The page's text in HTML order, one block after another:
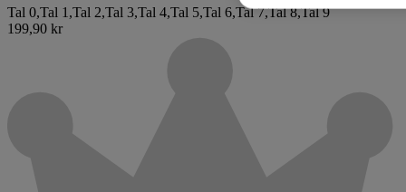
Tal 0,Tal 1 ,Tal 2,Tal 3,Tal 4,Tal 5,Tal 6,Tal 7,Tal 8,Tal 9
199,90 kr